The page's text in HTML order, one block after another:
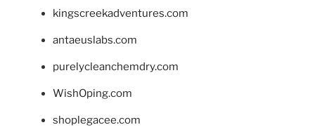
kingscreekadventures.com
antaeuslabs.com
purelycleanchemdry.com
WishOping.com
shoplegacee.com